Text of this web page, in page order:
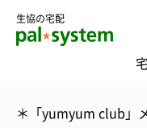
生協の宅配
＊「yumyum club」